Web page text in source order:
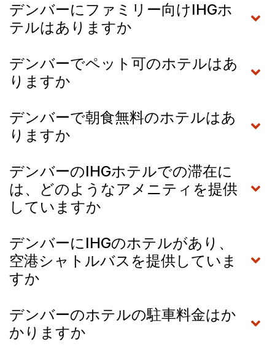
デンバーにファミリー向けIHGホ
テルはありますか
デンバーでペット可のホテルはあ
りますか
デンバーで朝食無料のホテルはあ
りますか
デンバーのIHGホテルでの滞在に
は、どのようなアメニティを提供
していますか
デンバーにIHGのホテルがあり、
空港シャトルバスを提供していま
すか
デンバーのホテルの駐車料金はか
かりますか